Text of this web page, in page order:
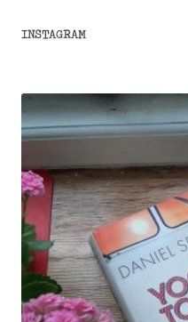
INSTAGRAM